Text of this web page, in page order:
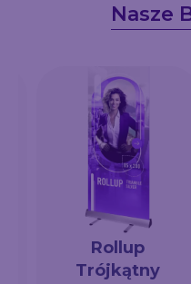
Nasze
Rollup
Trójkątny